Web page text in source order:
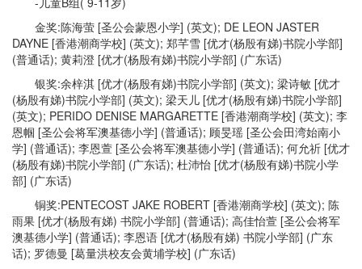
金奖:陈海萤 [圣公会蒙恩小学] (英文); DE LEON JASTER
DAYNE [香港潮商学校] (英文); 郑芊雪 [优才(杨殷有娣)书院小学部]
(普通话); 黄莉澄 [优才(杨殷有娣)书院小学部] (广东话)
银奖:余梓淇 [优才(杨殷有娣)书院小学部] (英文); 梁诗敏 [优才
(杨殷有娣)书院小学部] (英文); 梁天儿 [优才(杨殷有娣)书院小学部]
(英文); PERIDO DENISE MARGARETTE [香港潮商学校] (英文); 李
恩帼 [圣公会将军澳基德小学] (普通话); 顾旻瑶 [圣公会田湾始南小
学] (普通话); 李恩萱 [圣公会将军澳基德小学] (普通话); 何允祈 [优才
(杨殷有娣)书院小学部] (广东话); 杜沛怡 [优才(杨殷有娣)书院小学
部] (广东话)
铜奖:PENTECOST JAKE ROBERT [香港潮商学校] (英文); 陈
雨果 [优才(杨殷有娣) 书院小学部] (普通话); 高佳怡萱 [圣公会将军
澳基德小学] (普通话); 李恩语 [优才(杨殷有娣) 书院小学部] (广东
话); 罗德曼 [葛量洪校友会黄埔学校] (广东话)